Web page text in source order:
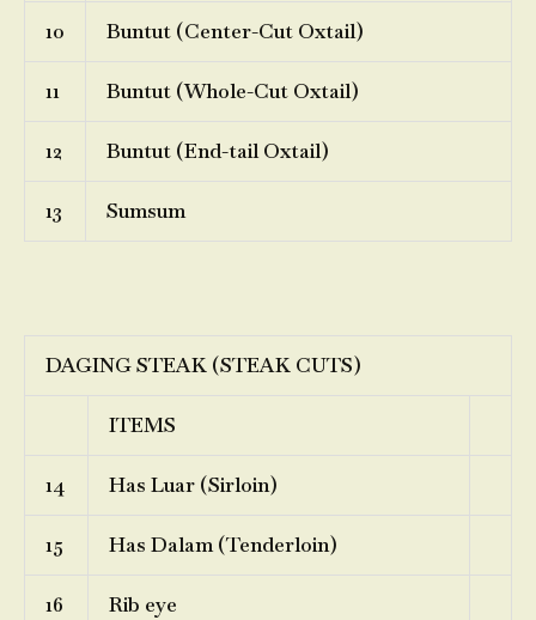
10 Buntut (Center-Cut Oxtail)
11 Buntut (Whole-Cut Oxtail)
12 Buntut (End-tail Oxtail)
13 Sumsum
DAGING STEAK (STEAK CUTS)
ITEMS
14 Has Luar (Sirloin)
15 Has Dalam (Tenderloin)
16 Rib eye